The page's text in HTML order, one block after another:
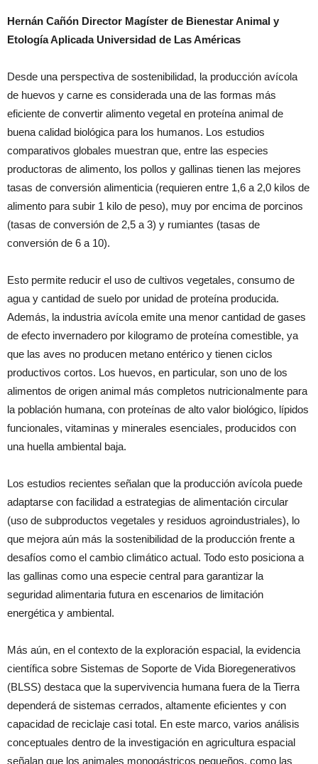
Hernán Cañón Director Magíster de Bienestar Animal y
Etología Aplicada Universidad de Las Américas
Desde una perspectiva de sostenibilidad, la producción avícola
de huevos y carne es considerada una de las formas más
eficiente de convertir alimento vegetal en proteína animal de
buena calidad biológica para los humanos. Los estudios
comparativos globales muestran que, entre las especies
productoras de alimento, los pollos y gallinas tienen las mejores
tasas de conversión alimenticia (requieren entre 1,6 a 2,0 kilos de
alimento para subir 1 kilo de peso), muy por encima de porcinos
(tasas de conversión de 2,5 a 3) y rumiantes (tasas de
conversión de 6 a 10).
Esto permite reducir el uso de cultivos vegetales, consumo de
agua y cantidad de suelo por unidad de proteína producida.
Además, la industria avícola emite una menor cantidad de gases
de efecto invernadero por kilogramo de proteína comestible, ya
que las aves no producen metano entérico y tienen ciclos
productivos cortos. Los huevos, en particular, son uno de los
alimentos de origen animal más completos nutricionalmente para
la población humana, con proteínas de alto valor biológico, lípidos
funcionales, vitaminas y minerales esenciales, producidos con
una huella ambiental baja.
Los estudios recientes señalan que la producción avícola puede
adaptarse con facilidad a estrategias de alimentación circular
(uso de subproductos vegetales y residuos agroindustriales), lo
que mejora aún más la sostenibilidad de la producción frente a
desafíos como el cambio climático actual. Todo esto posiciona a
las gallinas como una especie central para garantizar la
seguridad alimentaria futura en escenarios de limitación
energética y ambiental.
Más aún, en el contexto de la exploración espacial, la evidencia
científica sobre Sistemas de Soporte de Vida Bioregenerativos
(BLSS) destaca que la supervivencia humana fuera de la Tierra
dependerá de sistemas cerrados, altamente eficientes y con
capacidad de reciclaje casi total. En este marco, varios análisis
conceptuales dentro de la investigación en agricultura espacial
señalan que los animales monogástricos pequeños, como las